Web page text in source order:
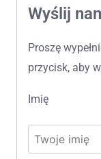
Wyślij
Proszę
przycisk, aby
Imię